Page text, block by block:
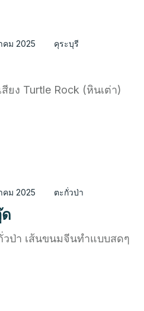
คม 2025 คุระบุรี
ยง Turtle Rock (หินเต่า)
คม 2025 ตะกั่วป่า
ป่า เส้นขนมจีนทำแบบสดๆ